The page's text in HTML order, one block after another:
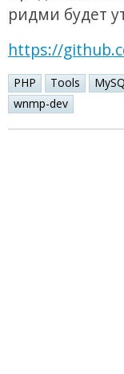
ридми будет
https://
PHP Tools
wnmp-dev